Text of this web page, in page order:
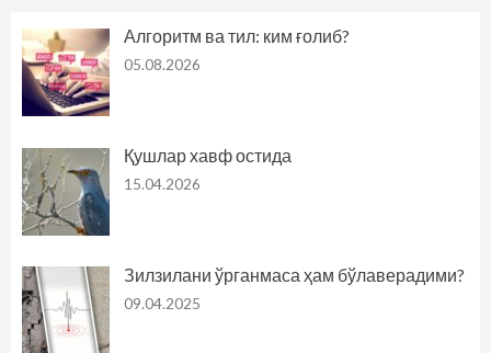
Алгоритм ва тил: ким ғолиб?
05.08.2026
Қушлар хавф остида
15.04.2026
Зилзилани ўрганмаса ҳам бўлаверадими?
09.04.2025